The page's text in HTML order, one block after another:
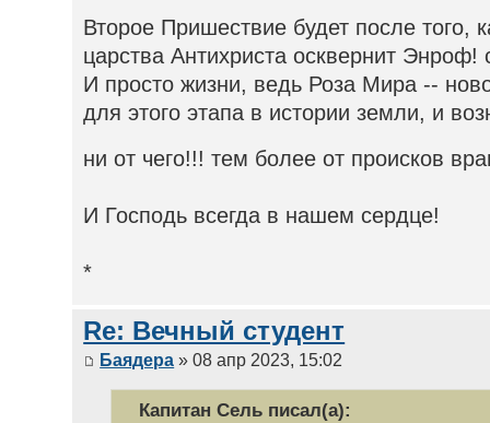
Второе Пришествие будет после того,
царства Антихриста осквернит Энроф!
И просто жизни, ведь Роза Мира --
для этого этапа в истории земли, и
ни от чего!!! тем более от происков
И Господь всегда в нашем сердце!
*
Re: Вечный студент
Баядера » 08 апр 2023, 15:02
Капитан Сель писал(а):